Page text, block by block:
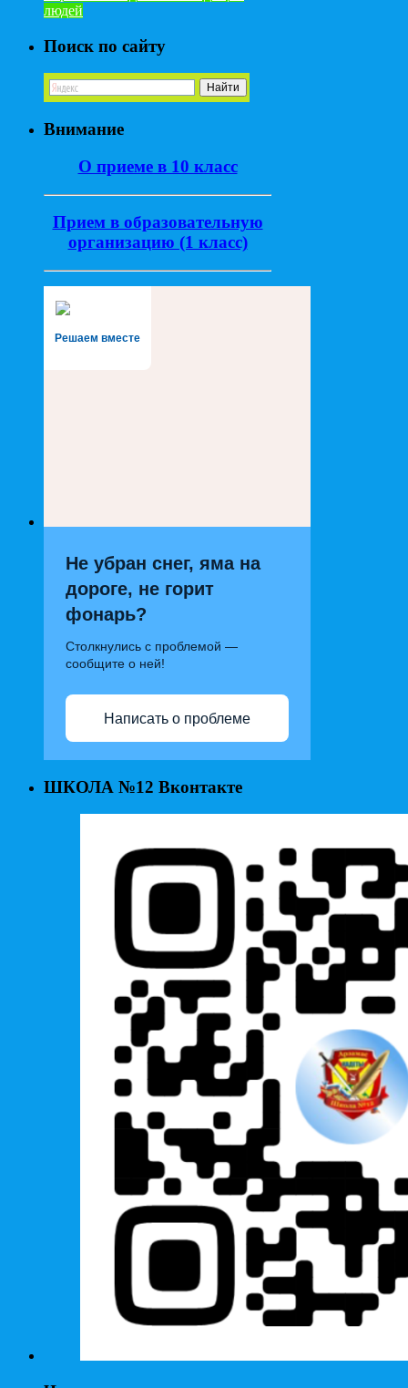
людей
Поиск по сайту
Внимание
О приеме в 10 класс
Прием в образовательную
организацию (1 класс)
Решаем вместе
Не убран снег, яма на
дороге, не горит
фонарь?
Столкнулись с проблемой —
сообщите о ней!
Написать о проблеме
ШКОЛА №12 Вконтакте